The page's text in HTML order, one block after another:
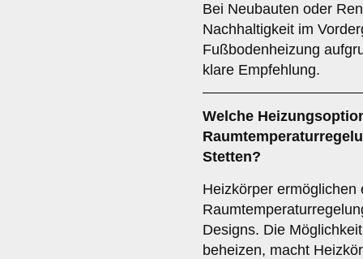
Bei Neubauten oder
Nachhaltigkeit im
Fußbodenheizung
klare Empfehlung.
Welche
Stetten?
Heizkörper ermöglichen
Designs. Die
beheizen, macht